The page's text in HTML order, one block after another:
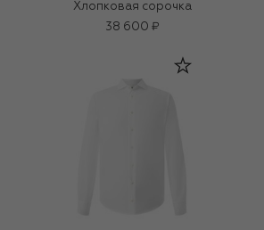
Хлопковая сорочка
38 600 ₽